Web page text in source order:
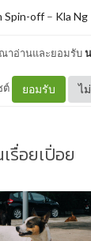
ณาอ่านและยอมรับ
ต์ ยอมรับ ไ
Spin-off – Kla Ng
รื่อยเปิ่อย